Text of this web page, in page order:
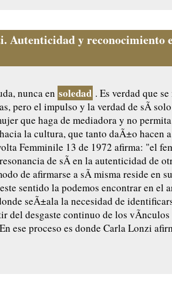
Autenticidad y reconocimiento
nunca en soledad . Es verdad que
pero el impulso y la verdad de sÃ­
que haga de mediadora y no
la cultura, que tanto daÃ±o hacen
Femminile 13 de 1972 afirma: "el
de sÃ­ en la autenticidad de
de afirmarse a sÃ­ misma reside en
sentido la podemos encontrar en
seÃ±ala la necesidad de
del desgaste continuo de los
ese proceso es donde Carla Lonzi